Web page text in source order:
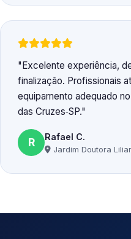
Excelente experiência,
finalização. Profissionais
equipamento adequado
das Cruzes‑SP.
R Rafael C.
Jardim Doutora